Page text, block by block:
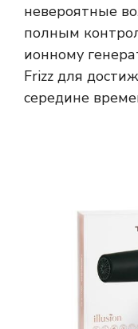
невероятные
полным
ионному
Frizz для
середине